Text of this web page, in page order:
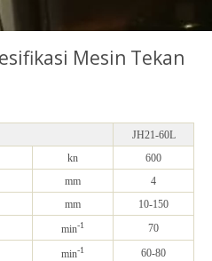
Mesin Tekan
JH21-60L
kn
600
mm
4
mm 10-150
min-1
70
min-1
60-80